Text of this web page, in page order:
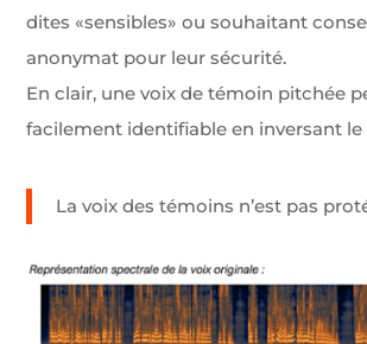
dites «sensibles» ou souhaitant
anonymat pour leur sécurité.
En clair, une voix de témoin pitchée
facilement identifiable en inversant le
La voix des témoins n’est pas